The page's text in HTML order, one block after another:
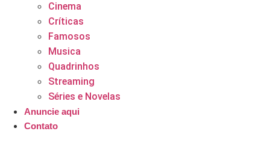
Cinema
Críticas
Famosos
Musica
Quadrinhos
Streaming
Séries e Novelas
Anuncie aqui
Contato